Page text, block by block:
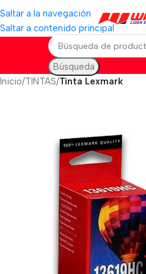
Saltar a la navegación
Saltar a contenido principal
Búsqueda
Inicio TINTAS Tinta Lexmark